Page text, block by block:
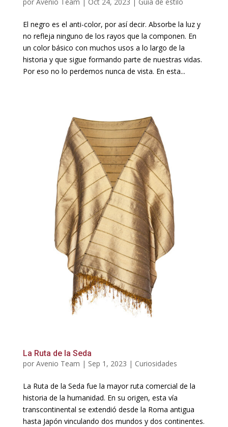
El negro es el anti-color, por así decir. Absorbe la luz y
no refleja ninguno de los rayos que la componen. En
un color básico con muchos usos a lo largo de la
historia y que sigue formando parte de nuestras vidas.
Por eso no lo perdemos nunca de vista. En esta...
La Ruta de la Seda
por Avenio Team | Sep 1, 2023 | Curiosidades
La Ruta de la Seda fue la mayor ruta comercial de la
historia de la humanidad. En su origen, esta vía
transcontinental se extendió desde la Roma antigua
hasta Japón vinculando dos mundos y dos continentes.